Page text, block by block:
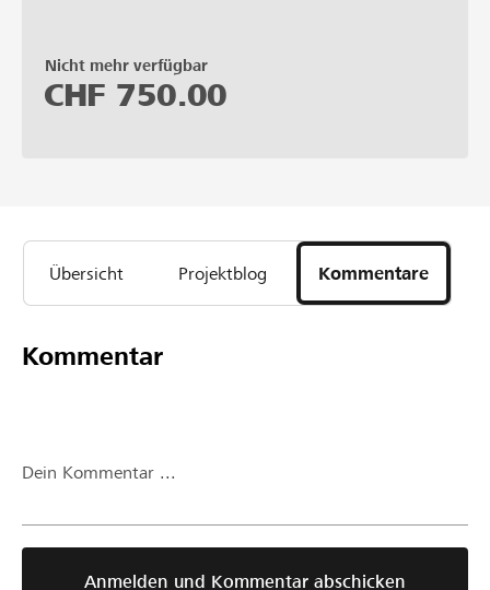
Nicht mehr verfügbar
CHF 750.00
Übersicht Projektblog Kommentare
Kommentar
Dein Kommentar ...
Anmelden und Kommentar abschicken